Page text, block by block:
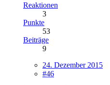
Reaktionen
3
Punkte
53
Beiträge
9
24. Dezember 2015
#46